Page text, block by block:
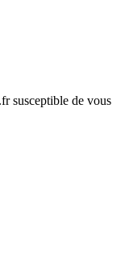
susceptible de vous